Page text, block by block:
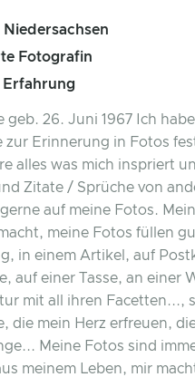
Fotografin
Erfahrung
geb. 26. Juni 1967 Ich
zur Erinnerung in Fotos
alles was mich inspriert
Zitate / Sprüche von
auf meine Fotos.
meine Fotos füllen
in einem Artikel, auf
auf einer Tasse, an einer
mit all ihren Facetten...,
die mein Herz erfreuen,
Meine Fotos sind
meinem Leben, mir